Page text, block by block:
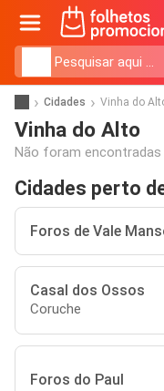
Cidades Vinha do
Vinha do Alto
Não foram
Cidades perto
Foros de Vale
Casal dos Ossos
Coruche
Foros do Paul